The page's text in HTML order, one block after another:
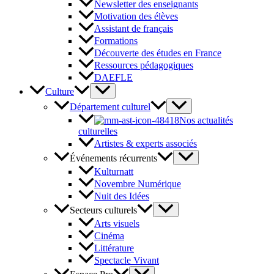
Newsletter des enseignants
Motivation des élèves
Assistant de français
Formations
Découverte des études en France
Ressources pédagogiques
DAEFLE
Culture
Département culturel
Nos actualités
culturelles
Artistes & experts associés
Événements récurrents
Kulturnatt
Novembre Numérique
Nuit des Idées
Secteurs culturels
Arts visuels
Cinéma
Littérature
Spectacle Vivant